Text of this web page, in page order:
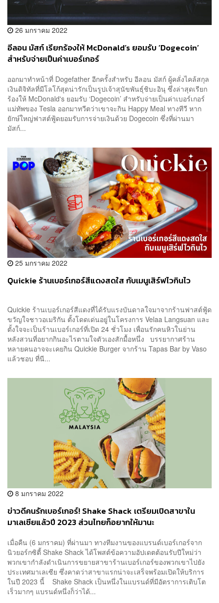
26 มกราคม 2022
อีลอน มัสก์ เรียกร้องให้ McDonald’s ยอมรับ ‘Dogecoin’
สำหรับจ่ายเป็นค่าเบอร์เกอร์
ออกมาทำหน้าที่ Dogefather อีกครั้งสำหรับ อีลอน มัสก์ ผู้คลั่งไคล้สกุล
เงินดิจิทัลที่มีโลโก้สุดน่ารักเป็นรูปเจ้าสุนัขพันธุ์ชิบะอินุ ซึ่งล่าสุดเรียก
ร้องให้ McDonald's ยอมรับ ‘Dogecoin’ สำหรับจ่ายเป็นค่าเบอร์เกอร์
แม่ทัพของ Tesla ออกมาทวีตว่าเขาจะกิน Happy Meal ทางทีวี หาก
ยักษ์ใหญ่ฟาสต์ฟู้ดยอมรับการจ่ายเงินด้วย Dogecoin ซึ่งที่ผ่านมา
มัสก์...
25 มกราคม 2022
Quickie ร้านเบอร์เกอร์สีแดงสดใส กับเมนูเสิร์ฟไวกินไว
Quickie ร้านเบอร์เกอร์สีแดงที่ได้รับแรงบันดาลใจมาจากร้านฟาสต์ฟู้ด
ขวัญใจชาวอเมริกัน ตั้งโดดเด่นอยู่ในโครงการ Velaa Langsuan และ
ตั้งใจจะเป็นร้านเบอร์เกอร์ที่เปิด 24 ชั่วโมง เพื่อนรักคนหิวในย่าน
หลังสวนที่อยากกินอะไรตามใจตัวเองสักมื้อหนึ่ง บรรยากาศร้าน
หลายคนอาจจะเคยกิน Quickie Burger จากร้าน Tapas Bar by Vaso
แล้วชอบ ที่นี...
8 มกราคม 2022
ข่าวดีคนรักเบอร์เกอร์! Shake Shack เตรียมเปิดสาขาใน
มาเลเซียแล้วปี 2023 ส่วนไทยก็อยากให้มานะ
เมื่อคืน (6 มกราคม) ที่ผ่านมา ทางทีมงานของแบรนด์เบอร์เกอร์จาก
นิวยอร์กซิตี้ Shake Shack ได้โพสต์ข้อความอัปเดตต้อนรับปีใหม่ว่า
พวกเขากำลังดำเนินการขยายสาขาร้านเบอร์เกอร์ของพวกเขาไปยัง
ประเทศมาเลเซีย ซึ่งคาดว่าสาขาแรกน่าจะเสร็จพร้อมเปิดให้บริการ
ในปี 2023 นี้ Shake Shack เป็นหนึ่งในแบรนด์ที่มีอัตราการเติบโต
เร็วมากๆ แบรนด์หนึ่งก็ว่าได้...